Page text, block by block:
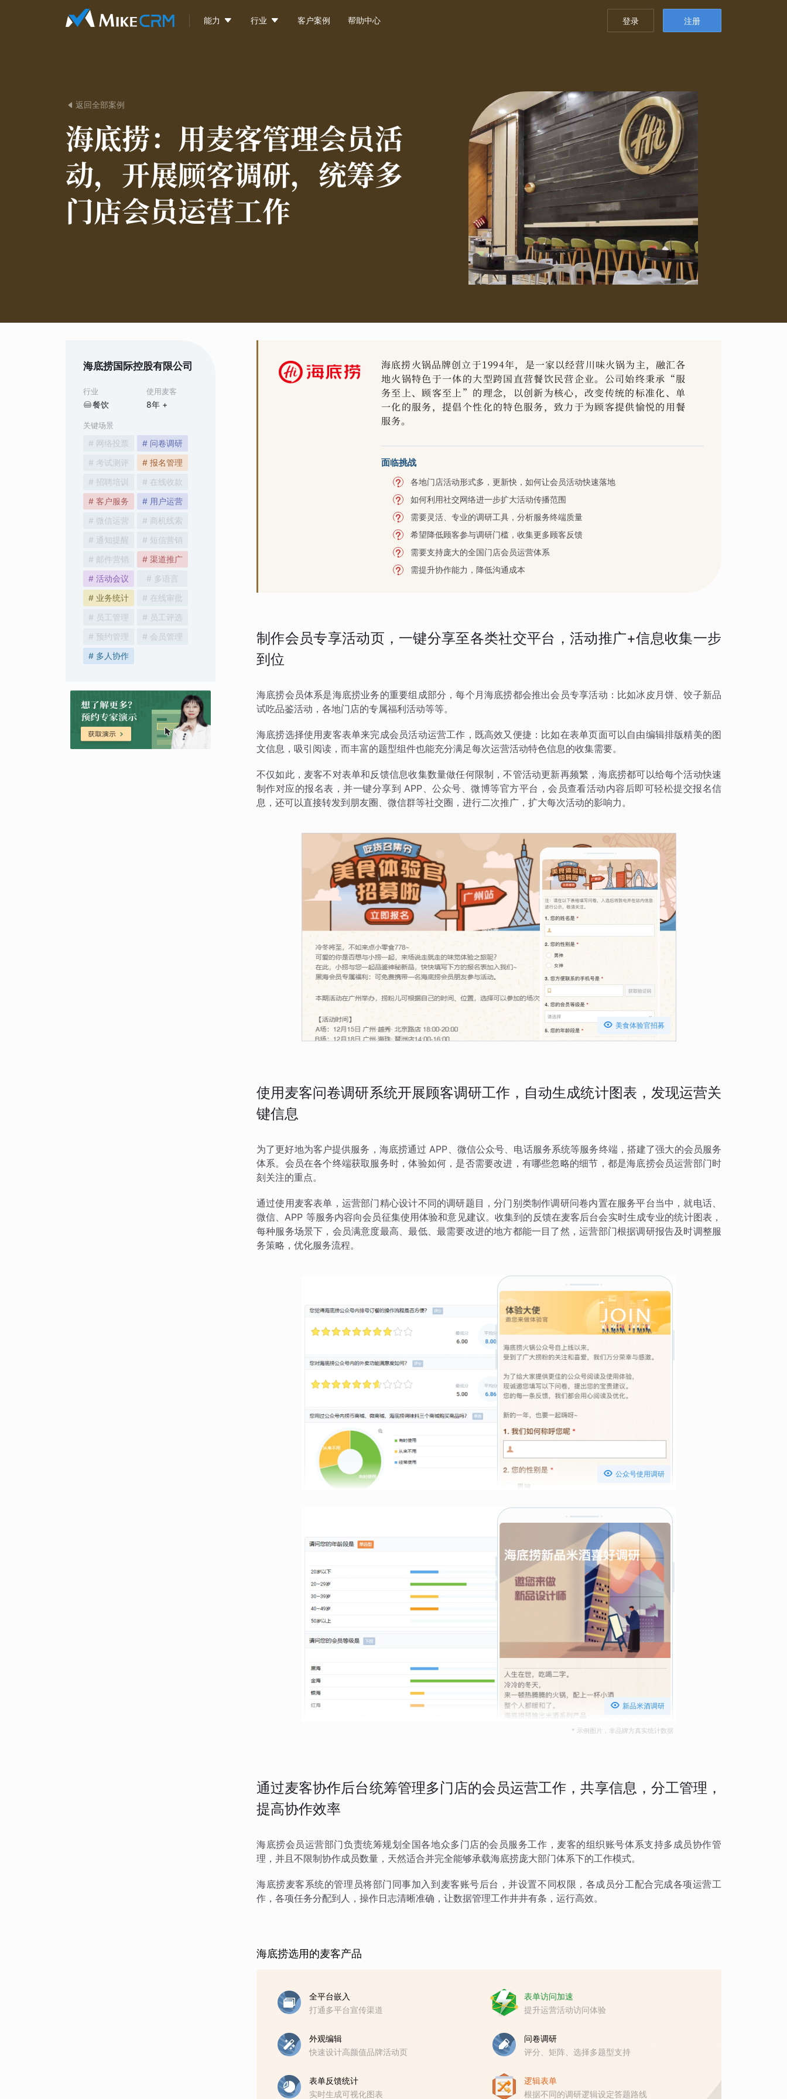
能力  行业  客户案例 帮助中心 登录 注册
 返回全部案例
海底捞： 用麦客管理会员活
动，开展顾客调研，统筹多
门店会员运营工作
海底捞国际控股有限公司
行业
餐饮
使用麦客
8年 +
关键场景
# 网络投票
# 问卷调研
# 考试测评
# 报名管理
# 招聘培训
# 在线收款
# 客户服务
# 用户运营
# 微信运营
# 商机线索
# 通知提醒
# 短信营销
# 邮件营销
# 渠道推广
# 活动会议
# 多语言
# 业务统计
# 在线审批
# 员工管理
# 员工评选
# 预约管理
# 会员管理
# 多人协作
海底捞火锅品牌创立于1994年，是一家以经营川味火锅为主，融汇各
地火锅特色于一体的大型跨国直营餐饮民营企业。公司始终秉承“服
务至上、顾客至上”的理念，以创新为核心，改变传统的标准化、单
一化的服务，提倡个性化的特色服务，致力于为顾客提供愉悦的用餐
服务。
面临挑战
各地门店活动形式多，更新快，如何让会员活动快速落地
如何利用社交网络进一步扩大活动传播范围
需要灵活、专业的调研工具，分析服务终端质量
希望降低顾客参与调研门槛，收集更多顾客反馈
需要支持庞大的全国门店会员运营体系
需提升协作能力，降低沟通成本
制作会员专享活动页，一键分享至各类社交平台，活动推广+信息收集一步
到位
海底捞会员体系是海底捞业务的重要组成部分，每个月海底捞都会推出会员专享活动：比如冰皮月饼、饺子新品
试吃品鉴活动，各地门店的专属福利活动等等。
海底捞选择使用麦客表单来完成会员活动运营工作，既高效又便捷：比如在表单页面可以自由编辑排版精美的图
文信息，吸引阅读，而丰富的题型组件也能充分满足每次运营活动特色信息的收集需要。
不仅如此，麦客不对表单和反馈信息收集数量做任何限制，不管活动更新再频繁，海底捞都可以给每个活动快速
制作对应的报名表，并一键分享到 APP、公众号、微博等官方平台，会员查看活动内容后即可轻松提交报名信
息，还可以直接转发到朋友圈、微信群等社交圈，进行二次推广，扩大每次活动的影响力。
 美食体验官招募
使用麦客问卷调研系统开展顾客调研工作，自动生成统计图表，发现运营关
键信息
为了更好地为客户提供服务，海底捞通过 APP、微信公众号、电话服务系统等服务终端，搭建了强大的会员服务
体系。会员在各个终端获取服务时，体验如何，是否需要改进，有哪些忽略的细节，都是海底捞会员运营部门时
刻关注的重点。
通过使用麦客表单，运营部门精心设计不同的调研题目，分门别类制作调研问卷内置在服务平台当中，就电话、
微信、APP 等服务内容向会员征集使用体验和意见建议。收集到的反馈在麦客后台会实时生成专业的统计图表，
每种服务场景下，会员满意度最高、最低、最需要改进的地方都能一目了然，运营部门根据调研报告及时调整服
务策略，优化服务流程。
 公众号使用调研
 新品米酒调研
* 示例图片，非品牌方真实统计数据
通过麦客协作后台统筹管理多门店的会员运营工作，共享信息，分工管理，
提高协作效率
海底捞会员运营部门负责统筹规划全国各地众多门店的会员服务工作，麦客的组织账号体系支持多成员协作管
理，并且不限制协作成员数量，天然适合并完全能够承载海底捞庞大部门体系下的工作模式。
海底捞麦客系统的管理员将部门同事加入到麦客账号后台，并设置不同权限，各成员分工配合完成各项运营工
作，各项任务分配到人，操作日志清晰准确，让数据管理工作井井有条，运行高效。
海底捞选用的麦客产品
全平台嵌入
打通多平台宣传渠道
表单访问加速
提升运营活动访问体验
外观编辑
快速设计高颜值品牌活动页
问卷调研
评分、矩阵、选择多题型支持
表单反馈统计
实时生成可视化图表
逻辑表单
根据不同的调研逻辑设定答题路线